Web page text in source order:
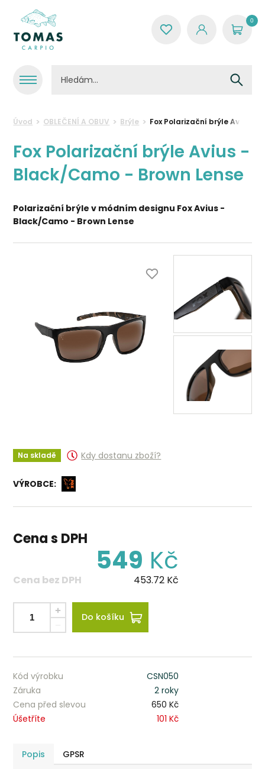
0
Úvod OBLEČENÍ A OBUV Brýle Fox Polarizační brýle Avius -
Fox Polarizační brýle Avius -
Black/Camo - Brown Lense
Polarizační brýlev módním designu Fox Avius -
Black/Camo - Brown Lense
Na skladě Kdy dostanu zboží?
VÝROBCE:
Cena s DPH
549 Kč
Cena bez DPH 453.72 Kč
Do košíku
Kód výrobku
CSN050
Záruka
2 roky
Cena před slevou
650 Kč
Úšetříte
101 Kč
Popis GPSR